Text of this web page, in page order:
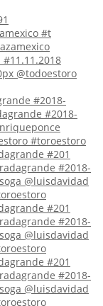
#t
#2018-
#201
#201
#201